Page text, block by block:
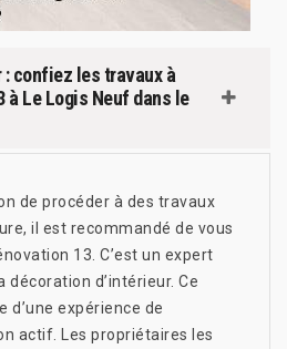
: confiez les travaux à
à Le Logis Neuf dans le
de procéder à des travaux
il est recommandé de vous
13. C’est un expert
décoration d’intérieur. Ce
d’une expérience de
actif. Les propriétaires les